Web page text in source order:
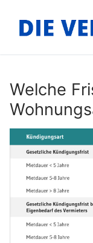
Inhalt
springen
Welche